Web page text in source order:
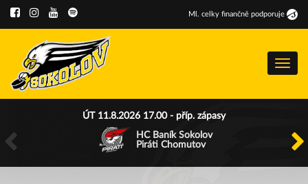
Ml . celky finančně podporuje
Menu
ÚT 11.8.2026 17.00 - příp. zápasy
HC Baník Sokolov
Piráti Chomutov